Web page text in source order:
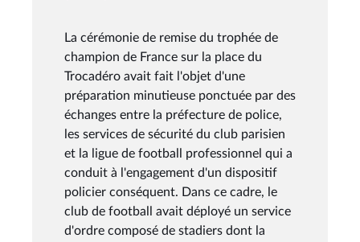
La cérémonie de remise du trophée de
champion de France sur la place du
Trocadéro avait fait l'objet d'une
préparation minutieuse ponctuée par des
échanges entre la préfecture de police,
les services de sécurité du club parisien
et la ligue de football professionnel qui a
conduit à l'engagement d'un dispositif
policier conséquent. Dans ce cadre, le
club de football avait déployé un service
d'ordre composé de stadiers dont la